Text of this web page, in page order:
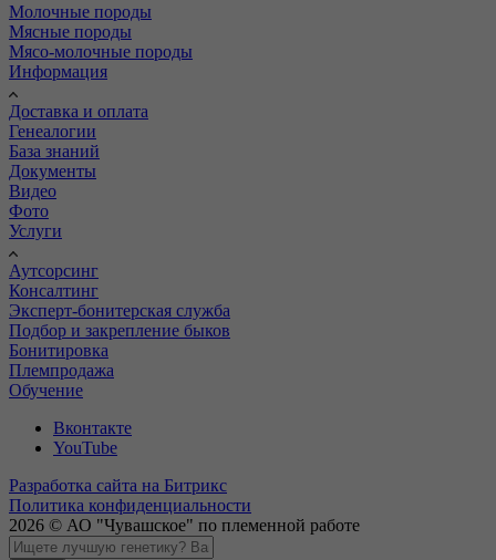
Молочные породы
Мясные породы
Мясо-молочные породы
Информация
Доставка и оплата
Генеалогии
База знаний
Документы
Видео
Фото
Услуги
Аутсорсинг
Консалтинг
Эксперт-бонитерская служба
Подбор и закрепление быков
Бонитировка
Племпродажа
Обучение
Вконтакте
YouTube
Разработка сайта на Битрикс
Политика конфиденциальности
2026 © АО "Чувашское" по племенной работе